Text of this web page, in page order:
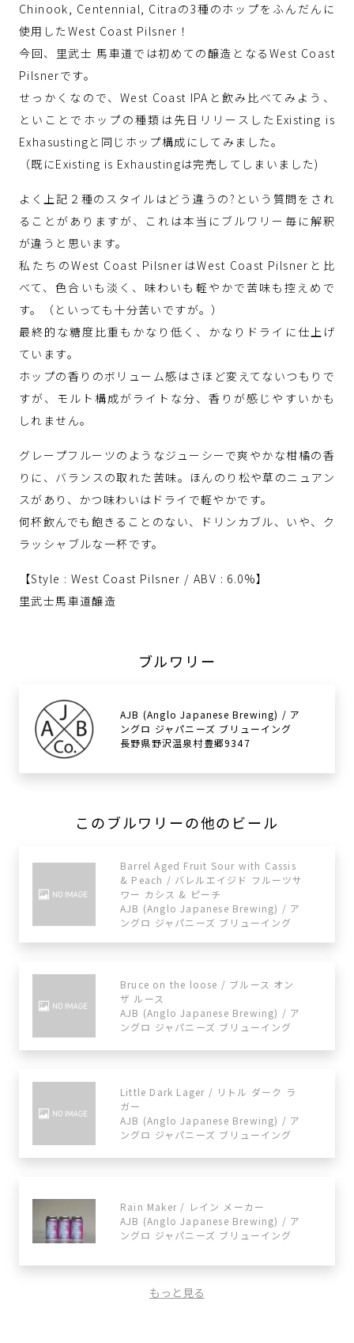
Chinook, Centennial, Citraの3種のホップをふんだんに
使用したWest Coast Pilsner！
今回、里武士 馬車道では初めての醸造となるWest Coast
Pilsnerです。
せっかくなので、West Coast IPAと飲み比べてみよう、
といことでホップの種類は先日リリースしたExisting is
Exhasustingと同じホップ構成にしてみました。
（既にExisting is Exhaustingは完売してしまいました)
よく上記２種のスタイルはどう違うの?という質問をされ
ることがありますが、これは本当にブルワリー毎に解釈
が違うと思います。
私たちのWest Coast PilsnerはWest Coast Pilsnerと比
べて、色合いも淡く、味わいも軽やかで苦味も控えめで
す。（といっても十分苦いですが。）
最終的な糖度比重もかなり低く、かなりドライに仕上げ
ています。
ホップの香りのボリューム感はさほど変えてないつもりで
すが、モルト構成がライトな分、香りが感じやすいかも
しれません。
グレープフルーツのようなジューシーで爽やかな柑橘の香
りに、バランスの取れた苦味。ほんのり松や草のニュアン
スがあり、かつ味わいはドライで軽やかです。
何杯飲んでも飽きることのない、ドリンカブル、いや、ク
ラッシャブルな一杯です。
【Style : West Coast Pilsner / ABV : 6.0%】
里武士馬車道醸造
ブルワリー
AJB (Anglo Japanese Brewing) / ア
ングロ ジャパニーズ ブリューイング
長野県野沢温泉村豊郷9347
このブルワリーの他のビール
Barrel Aged Fruit Sour with Cassis
& Peach / バレルエイジド フルーツサ
ワー カシス & ピーチ
AJB (Anglo Japanese Brewing) / ア
ングロ ジャパニーズ ブリューイング
Bruce on the loose / ブルース オン
ザ ルース
AJB (Anglo Japanese Brewing) / ア
ングロ ジャパニーズ ブリューイング
Little Dark Lager / リトル ダーク ラ
ガー
AJB (Anglo Japanese Brewing) / ア
ングロ ジャパニーズ ブリューイング
Rain Maker / レイン メーカー
AJB (Anglo Japanese Brewing) / ア
ングロ ジャパニーズ ブリューイング
もっと見る